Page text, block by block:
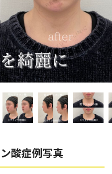
コラム
フト
ベラ
イト
トゥスヒアルロン酸
ヤモンドフィール/ピ
ュラン
酸症例写真